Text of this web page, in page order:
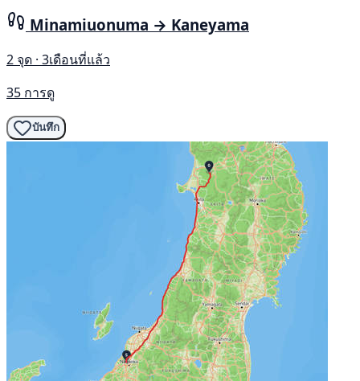
Minamiuonuma → Kaneyama
2 จุด · 3เดือนที่แล้ว
35 การดู
บันทึก